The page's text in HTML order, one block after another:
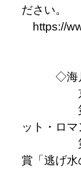
ださい。
https://
◇海月ル
京都
第五回
ット・ロマ
第三十
賞「逃げ水